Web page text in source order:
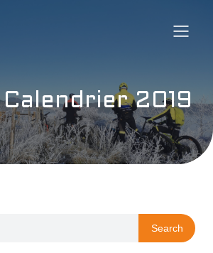
Calendrier 2019
Search